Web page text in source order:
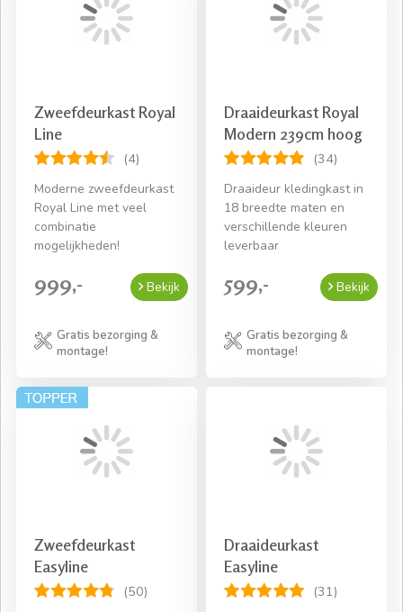
Zweefdeurkast Royal
Line
(4)
Moderne zweefdeurkast
Royal Line met veel
combinatie
mogelijkheden!
999,- Bekijk
Gratis bezorging &
montage!
Draaideurkast Royal
Modern 239cm hoog
(34)
Draaideur kledingkast in
18 breedte maten en
verschillende kleuren
leverbaar
599,- Bekijk
Gratis bezorging &
montage!
Zweefdeurkast
Easyline
(50)
Draaideurkast
Easyline
(31)